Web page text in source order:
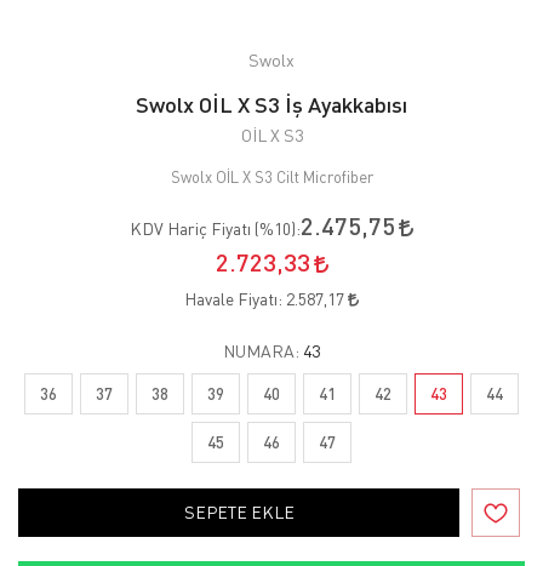
Swolx
Swolx OİL X S3 İş Ayakkabısı
OİL X S3
Swolx OİL X S3 Cilt Microfiber
KDV Hariç Fiyatı (%10):2.475,75
2.723,33
Havale Fiyatı: 2.587,17
NUMARA: 43
36 37 38 39 40 41 42 43 44
45 46 47
SEPETE EKLE